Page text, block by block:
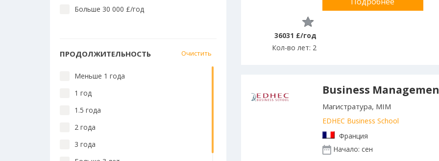
Больше 30 000 £/год
ПРОДОЛЖИТЕЛЬНОСТЬ Очистить
Меньше 1 года
1 год
1.5 года
2 года
3 года
36031 £/год
Кол-во лет: 2
Business
Магистратура, MIM
EDHEC Business School
Франция
Начало: сен